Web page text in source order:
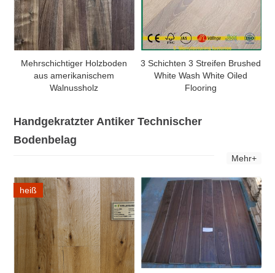
Mehrschichtiger Holzboden
aus amerikanischem
Walnussholz
3 Schichten 3 Streifen Brushed
White Wash White Oiled
Flooring
Handgekratzter Antiker Technischer
Bodenbelag
Mehr+
heiß